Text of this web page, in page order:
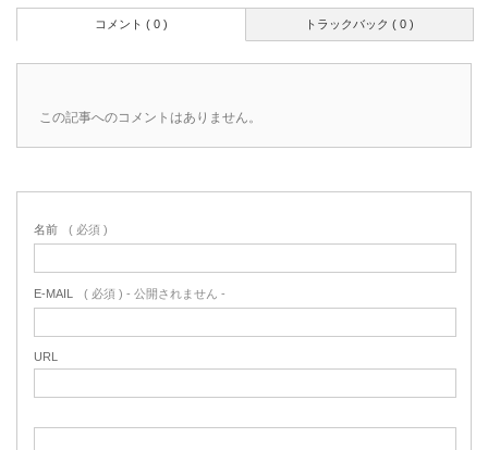
トラックバック ( 0 )
コメント ( 0 )
この記事へのコメントはありません。
名前 ( 必須 )
E-MAIL ( 必須 ) - 公開されません -
URL